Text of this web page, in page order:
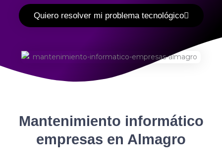
Quiero resolver mi problema tecnológico
Mantenimiento informático
empresas en Almagro